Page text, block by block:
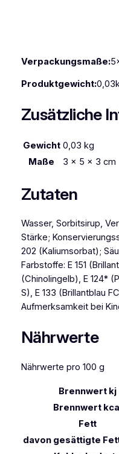
Verpackungsmaße:
Produktgewicht:
Zusätzliche
Gewicht 0,03 kg
Maße
3 × 5 × 3 cm
Zutaten
Wasser, Sorbitsirup,
Stärke;
202 (Kaliumsorbat);
Farbstoffe: E 151
(Chinolingelb), E 124*
S), E 133 (Brillantblau
Aufmerksamkeit bei
Nährwerte
Nährwerte pro 100 g
Brennwert kj
Brennwert
Fett
davon gesättigte